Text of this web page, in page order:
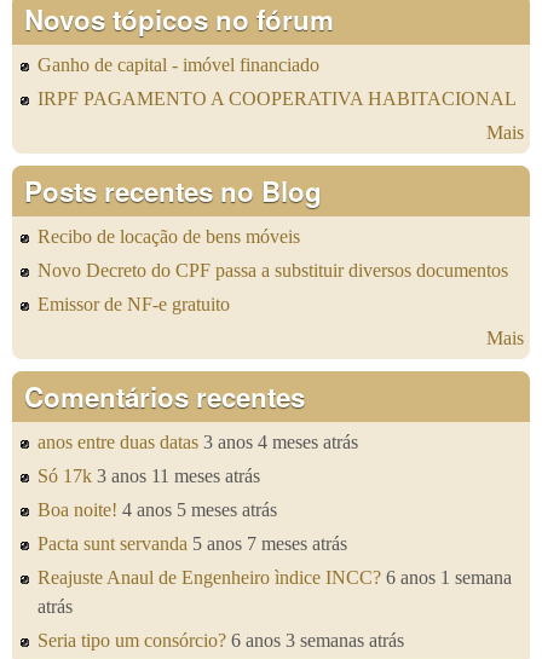
Novos tópicos no fórum
Ganho de capital - imóvel financiado
IRPF PAGAMENTO A COOPERATIVA HABITACIONAL
Mais
Posts recentes no Blog
Recibo de locação de bens móveis
Novo Decreto do CPF passa a substituir diversos documentos
Emissor de NF-e gratuito
Mais
Comentários recentes
anos entre duas datas 3 anos 4 meses atrás
Só 17k 3 anos 11 meses atrás
Boa noite! 4 anos 5 meses atrás
Pacta sunt servanda 5 anos 7 meses atrás
Reajuste Anaul de Engenheiro ìndice INCC? 6 anos 1 semana
atrás
Seria tipo um consórcio? 6 anos 3 semanas atrás